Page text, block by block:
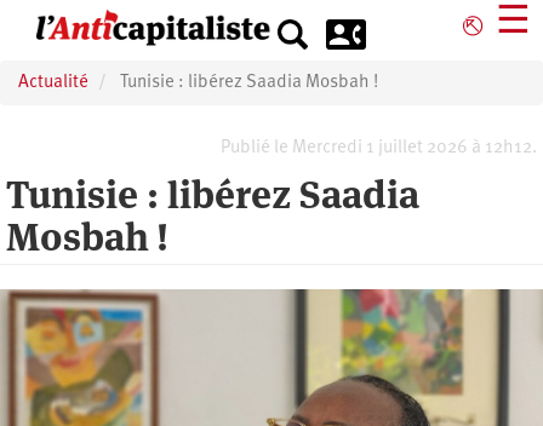
principal
⎋ ☰
Actualité Tunisie : libérez Saadia Mosbah !
Publié le Mercredi 1 juillet 2026 à 12h12.
Tunisie : libérez Saadia
Mosbah !